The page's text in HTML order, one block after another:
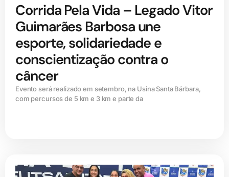
Corrida Pela Vida – Legado Vitor
Guimarães Barbosa une
esporte, solidariedade e
conscientização contra o
câncer
Evento será realizado em setembro, na Usina Santa Bárbara,
com percursos de 5 km e 3 km e parte da